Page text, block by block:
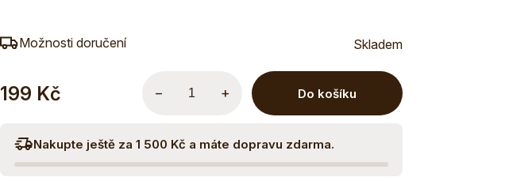
Skladem
Možnosti doručení
199 Kč +
− Do košíku
Nakupte ještě za 1 500 Kč a máte dopravu zdarma.